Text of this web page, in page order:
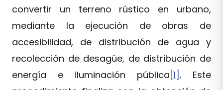
convertir un terreno rústico en urbano,
mediante la ejecución de obras de
accesibilidad, de distribución de agua y
recolección de desagüe, de distribución de
energía e iluminación pública [1] . Este